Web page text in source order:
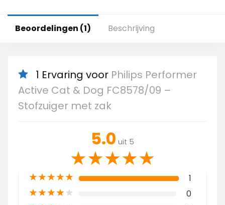
Beoordelingen (1) Beschrijving
1 Ervaring voor Philips Performer
Active Cat & Dog FC8578/09 –
Stofzuiger met zak
5.0 uit 5
★★★★★
★★★★★ 1
★★★★★ 0